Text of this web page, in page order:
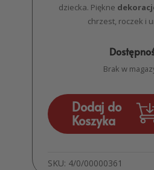
dziecka. Piękne
chrzest, roczek i
Brak w
Dodaj do
Koszyka
SKU: 4/0/00000361